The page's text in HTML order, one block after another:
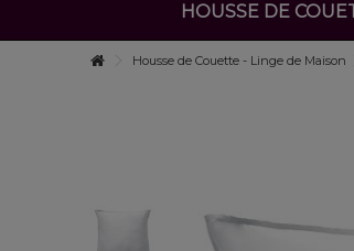
HOUSSE DE
Housse de Couette - Linge de Maison